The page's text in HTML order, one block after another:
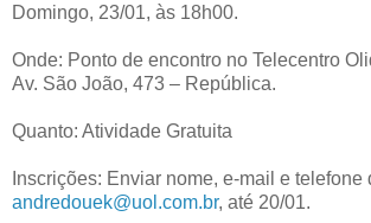
Domingo, 23/01, às 18h00.
Onde: Ponto de encontro no Telecentro
Av. São João, 473 – República.
Quanto: Atividade Gratuita
Inscrições: Enviar nome, e-mail e telefone
andredouek@uol.com.br, até 20/01.